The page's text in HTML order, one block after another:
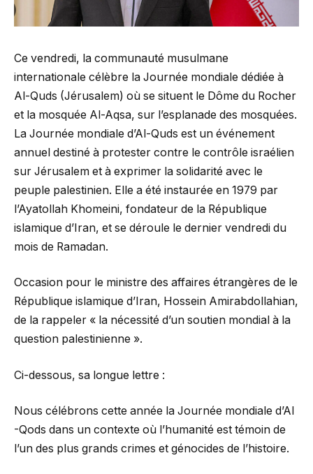
Ce vendredi, la communauté musulmane
internationale célèbre la Journée mondiale dédiée à
Al-Quds (Jérusalem) où se situent le Dôme du Rocher
et la mosquée Al-Aqsa, sur l’esplanade des mosquées.
La Journée mondiale d’Al-Quds est un événement
annuel destiné à protester contre le contrôle israélien
sur Jérusalem et à exprimer la solidarité avec le
peuple palestinien. Elle a été instaurée en 1979 par
l’Ayatollah Khomeini, fondateur de la République
islamique d’Iran, et se déroule le dernier vendredi du
mois de Ramadan.
Occasion pour le ministre des affaires étrangères de le
République islamique d’Iran, Hossein Amirabdollahian,
de la rappeler « la nécessité d’un soutien mondial à la
question palestinienne ».
Ci-dessous, sa longue lettre :
Nous célébrons cette année la Journée mondiale d’Al
-Qods dans un contexte où l’humanité est témoin de
l’un des plus grands crimes et génocides de l’histoire.